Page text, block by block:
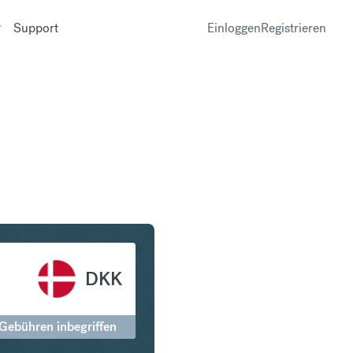
Support EinloggenRegistrieren
DKK
inbegriffen